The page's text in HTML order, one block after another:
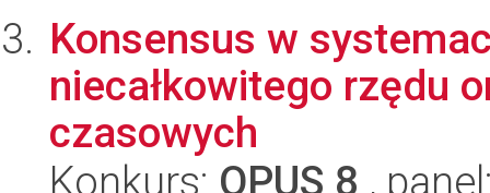
Konsensus w
niecałkowitego rzędu
czasowych
Konkurs: OPUS 8 ,